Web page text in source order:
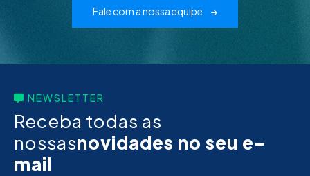
Fale com a nossa equipe
NEWSLETTER
Receba todas as
nossasnovidades no seu e-
mail